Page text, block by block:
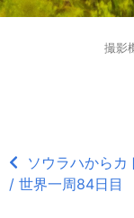
撮影
ソウラハからカ
/ 世界一周84日目